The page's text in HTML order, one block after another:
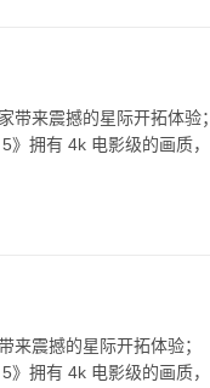
带来震撼的星际开拓体验；
拥有 4k 电影级的画质，
来震撼的星际开拓体验；
拥有 4k 电影级的画质，